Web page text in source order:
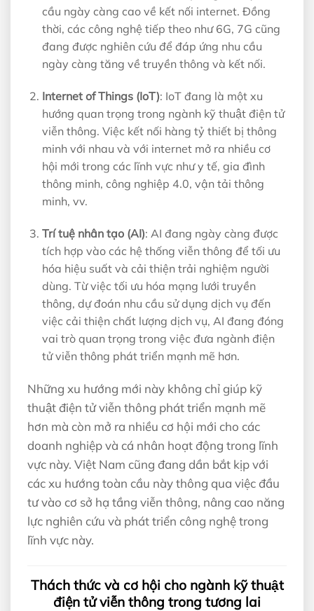
cầu ngày càng cao về kết nối internet. Đồng
thời, các công nghệ tiếp theo như 6G, 7G cũng
đang được nghiên cứu để đáp ứng nhu cầu
ngày càng tăng về truyền thông và kết nối.
Internet of Things (IoT): IoT đang là một xu
hướng quan trọng trong ngành kỹ thuật điện tử
viễn thông. Việc kết nối hàng tỷ thiết bị thông
minh với nhau và với internet mở ra nhiều cơ
hội mới trong các lĩnh vực như y tế, gia đình
thông minh, công nghiệp 4.0, vận tải thông
minh, vv.
Trí tuệ nhân tạo (AI): AI đang ngày càng được
tích hợp vào các hệ thống viễn thông để tối ưu
hóa hiệu suất và cải thiện trải nghiệm người
dùng. Từ việc tối ưu hóa mạng lưới truyền
thông, dự đoán nhu cầu sử dụng dịch vụ đến
việc cải thiện chất lượng dịch vụ, AI đang đóng
vai trò quan trọng trong việc đưa ngành điện
tử viễn thông phát triển mạnh mẽ hơn.
Những xu hướng mới này không chỉ giúp kỹ
thuật điện tử viễn thông phát triển mạnh mẽ
hơn mà còn mở ra nhiều cơ hội mới cho các
doanh nghiệp và cá nhân hoạt động trong lĩnh
vực này. Việt Nam cũng đang dần bắt kịp với
các xu hướng toàn cầu này thông qua việc đầu
tư vào cơ sở hạ tầng viễn thông, nâng cao năng
lực nghiên cứu và phát triển công nghệ trong
lĩnh vực này.
Thách thức và cơ hội cho ngành kỹ thuật
điện tử viễn thông trong tương lai